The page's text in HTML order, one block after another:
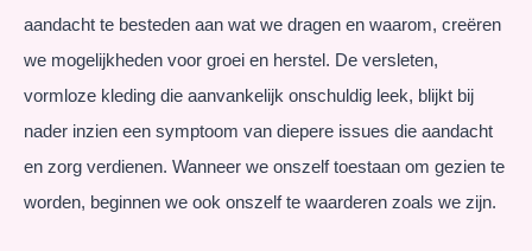
aandacht te besteden aan wat we dragen en waarom, creëren
we mogelijkheden voor groei en herstel. De versleten,
vormloze kleding die aanvankelijk onschuldig leek, blijkt bij
nader inzien een symptoom van diepere issues die aandacht
en zorg verdienen. Wanneer we onszelf toestaan om gezien te
worden, beginnen we ook onszelf te waarderen zoals we zijn.